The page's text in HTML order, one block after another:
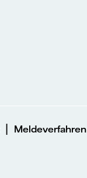
| Meldeverfahren